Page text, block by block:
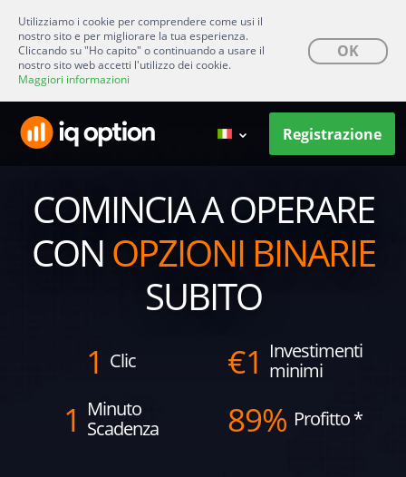
Utilizziamo i cookie per comprendere come usi il
nostro sito e per migliorare la tua esperienza.
Cliccando su "Ho capito" o continuando a usare il
nostro sito web accetti l'utilizzo dei cookie.
Maggiori informazioni
OK
Registrazione
COMINCIA A OPERARE
CON OPZIONI BINARIE
SUBITO
1 Clic €1 Investimenti
minimi
1 Minuto
Scadenza
89% Profitto*